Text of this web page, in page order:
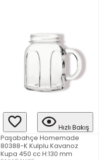
Hızlı Bakış
Paşabahçe Homemade
80388-K Kulplu Kavanoz
Kupa 450 cc H:130 mm